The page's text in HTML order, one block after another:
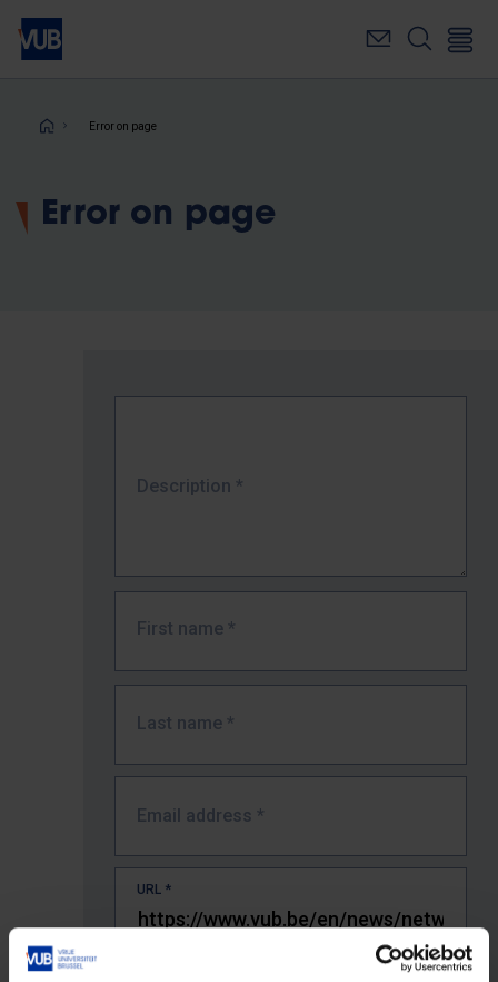
Skip
main
Breadcrumb
Error on page
Error on page
Description *
First name *
Last name *
Email address *
URL *
The full URL of the page where you encountered the error.